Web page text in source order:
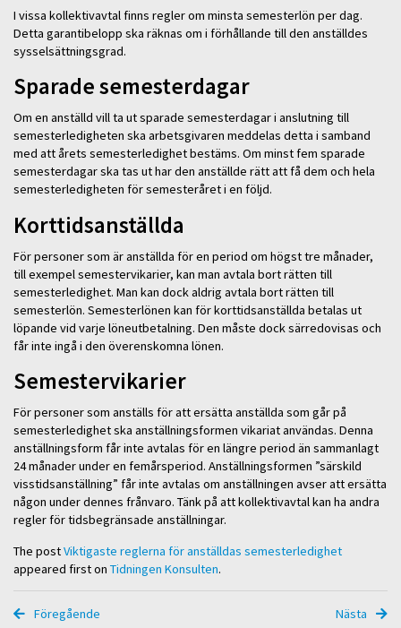
I vissa kollektivavtal finns regler om minsta semesterlön per dag.
Detta garantibelopp ska räknas om i förhållande till den anställdes
sysselsättningsgrad.
Sparade semesterdagar
Om en anställd vill ta ut sparade semesterdagar i anslutning till
semesterledigheten ska arbetsgivaren meddelas detta i samband
med att årets semesterledighet bestäms. Om minst fem sparade
semesterdagar ska tas ut har den anställde rätt att få dem och hela
semesterledigheten för semesteråret i en följd.
Korttidsanställda
För personer som är anställda för en period om högst tre månader,
till exempel semestervikarier, kan man avtala bort rätten till
semesterledighet. Man kan dock aldrig avtala bort rätten till
semesterlön. Semesterlönen kan för korttidsanställda betalas ut
löpande vid varje löneutbetalning. Den måste dock särredovisas och
får inte ingå i den överenskomna lönen.
Semestervikarier
För personer som anställs för att ersätta anställda som går på
semesterledighet ska anställningsformen vikariat användas. Denna
anställningsform får inte avtalas för en längre period än sammanlagt
24 månader under en femårsperiod. Anställningsformen ”särskild
visstidsanställning” får inte avtalas om anställningen avser att ersätta
någon under dennes frånvaro. Tänk på att kollektivavtal kan ha andra
regler för tidsbegränsade anställningar.
The postViktigaste reglerna för anställdas semesterledighet
appeared first on Tidningen Konsulten.
Föregående Nästa